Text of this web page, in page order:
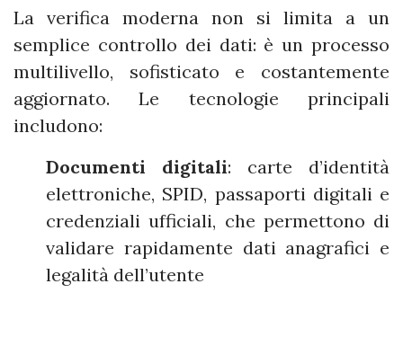
La verifica moderna non si limita a un
semplice controllo dei dati: è un processo
multilivello, sofisticato e costantemente
aggiornato. Le tecnologie principali
includono:
Documenti digitali: carte d’identità
elettroniche, SPID, passaporti digitali e
credenziali ufficiali, che permettono di
validare rapidamente dati anagrafici e
legalità dell’utente